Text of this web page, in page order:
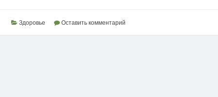
ОРВИ
Здоровье Оставить комментарий